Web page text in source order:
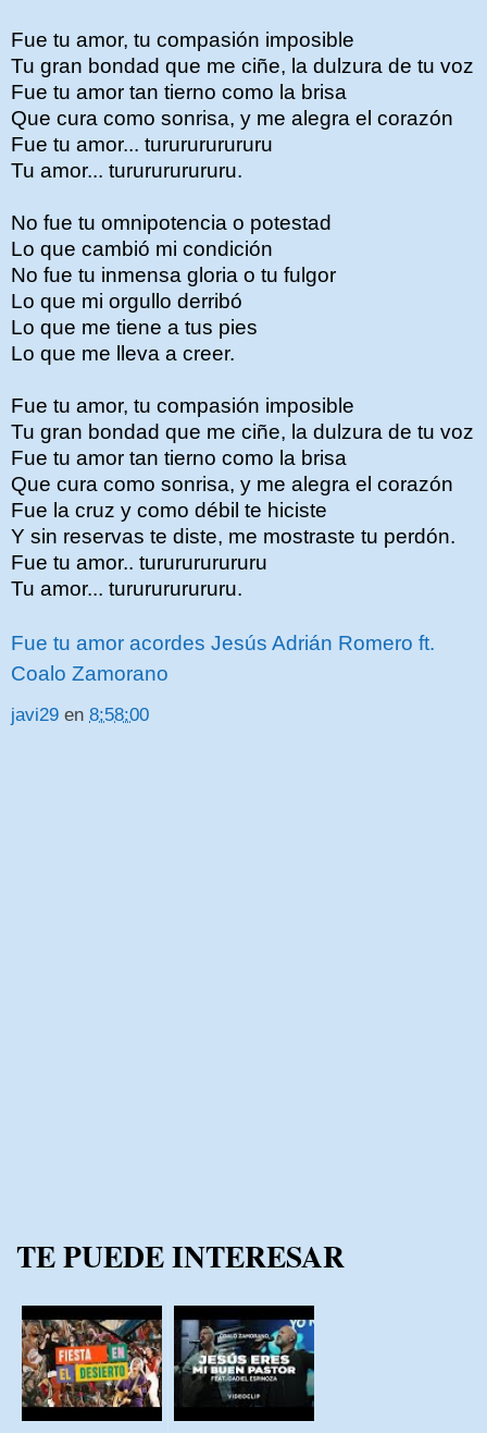
Fue tu amor, tu compasión imposible
Tu gran bondad que me ciñe, la dulzura de tu voz
Fue tu amor tan tierno como la brisa
Que cura como sonrisa, y me alegra el corazón
Fue tu amor... tururururururu
Tu amor... tururururururu.
No fue tu omnipotencia o potestad
Lo que cambió mi condición
No fue tu inmensa gloria o tu fulgor
Lo que mi orgullo derribó
Lo que me tiene a tus pies
Lo que me lleva a creer.
Fue tu amor, tu compasión imposible
Tu gran bondad que me ciñe, la dulzura de tu voz
Fue tu amor tan tierno como la brisa
Que cura como sonrisa, y me alegra el corazón
Fue la cruz y como débil te hiciste
Y sin reservas te diste, me mostraste tu perdón.
Fue tu amor.. tururururururu
Tu amor... tururururururu.
Fue tu amor acordes Jesús Adrián Romero ft.
Coalo Zamorano
javi29 en 8:58:00
TE PUEDE INTERESAR